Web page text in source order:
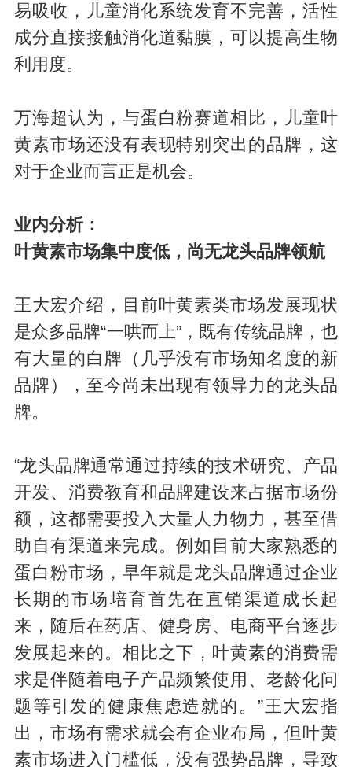
易吸收，儿童消化系统发育不完善，活性
成分直接接触消化道黏膜，可以提高生物
利用度。
万海超认为，与蛋白粉赛道相比，儿童叶
黄素市场还没有表现特别突出的品牌，这
对于企业而言正是机会。
业内分析：
叶黄素市场集中度低，尚无龙头品牌领航
王大宏介绍，目前叶黄素类市场发展现状
是众多品牌“一哄而上”，既有传统品牌，也
有大量的白牌（几乎没有市场知名度的新
品牌），至今尚未出现有领导力的龙头品
牌。
“龙头品牌通常通过持续的技术研究、产品
开发、消费教育和品牌建设来占据市场份
额，这都需要投入大量人力物力，甚至借
助自有渠道来完成。例如目前大家熟悉的
蛋白粉市场，早年就是龙头品牌通过企业
长期的市场培育首先在直销渠道成长起
来，随后在药店、健身房、电商平台逐步
发展起来的。相比之下，叶黄素的消费需
求是伴随着电子产品频繁使用、老龄化问
题等引发的健康焦虑造就的。”王大宏指
出，市场有需求就会有企业布局，但叶黄
素市场进入门槛低，没有强势品牌，导致